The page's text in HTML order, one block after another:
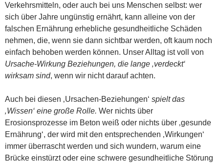
Verkehrsmitteln, oder auch bei uns Menschen selbst: wer
sich über Jahre ungünstig ernährt, kann alleine von der
falschen Ernährung erhebliche gesundheitliche Schäden
nehmen, die, wenn sie dann sichtbar werden, oft kaum noch
einfach behoben werden können. Unser Alltag ist voll von
Ursache-Wirkung Beziehungen, die lange ‚verdeckt‘
wirksam sind, wenn wir nicht darauf achten.
Auch bei diesen ‚Ursachen-Beziehungen‘ spielt das
‚Wissen‘ eine große Rolle. Wer nichts über
Erosionsprozesse im Beton weiß oder nichts über ‚gesunde
Ernährung‘, der wird mit den entsprechenden ‚Wirkungen‘
immer überrascht werden und sich wundern, warum eine
Brücke einstürzt oder eine schwere gesundheitliche Störung